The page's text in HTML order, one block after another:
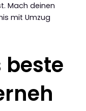
Mach deinen
mit Umzug
beste